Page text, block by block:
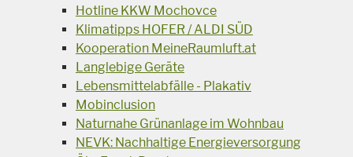
Hotline KKW Mochovce
Klimatipps HOFER / ALDI SÜD
Kooperation MeineRaumluft.at
Langlebige Geräte
Lebensmittelabfälle - Plakativ
Mobinclusion
Naturnahe Grünanlage im Wohnbau
NEVK: Nachhaltige Energieversorgung